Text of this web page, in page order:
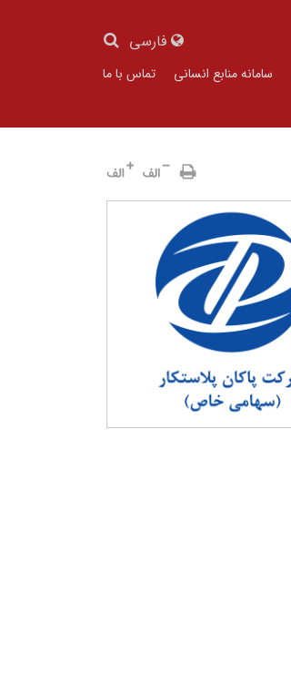
فارسی
سامانه منابع انسانی تماس با ما